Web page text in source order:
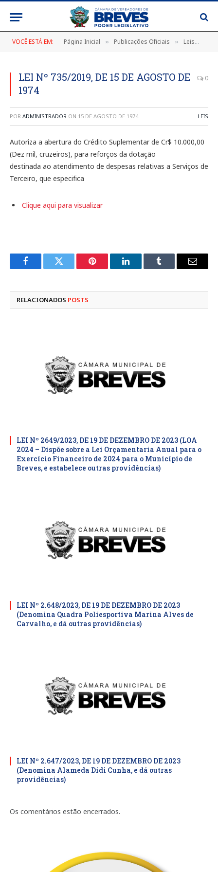
VOCÊ ESTÁ EM: Página Inicial » Publicações Oficiais » Leis
LEI Nº 735/2019, DE 15 DE AGOSTO DE
1974
0
POR ADMINISTRADOR ON 15 DE AGOSTO DE 1974 LEIS
Autoriza a abertura do Crédito Suplementar de Cr$ 10.000,00
(Dez mil, cruzeiros), para reforços da dotação
destinada ao atendimento de despesas relativas a Serviços de
Terceiro, que especifica
Clique aqui para visualizar
FacebookTwitter Pinterest LinkedInTumblr
E-
RELACIONADOS POSTS
LEI Nº 2649/2023, DE 19 DE DEZEMBRO DE 2023 (LOA
2024 – Dispõe sobre a Lei Orçamentaria Anual para o
Exercício Financeiro de 2024 para o Município de
Breves, e estabelece outras providências)
LEI Nº 2.648/2023, DE 19 DE DEZEMBRO DE 2023
(Denomina Quadra Poliesportiva Marina Alves de
Carvalho, e dá outras providências)
LEI Nº 2.647/2023, DE 19 DE DEZEMBRO DE 2023
(Denomina Alameda Didi Cunha, e dá outras
providências)
Os comentários estão encerrados.